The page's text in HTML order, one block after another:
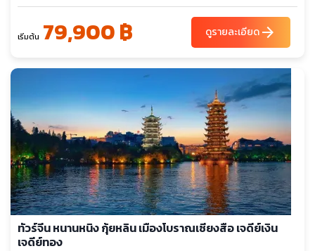
เริ่มต้น 79,900 ฿ ดูรายละเอียดarrow_forward
ทัวร์จีน หนานหนิง กุ้ยหลิน เมืองโบราณเซียงสือ เจดีย์เงิน
เจดีย์ทอง